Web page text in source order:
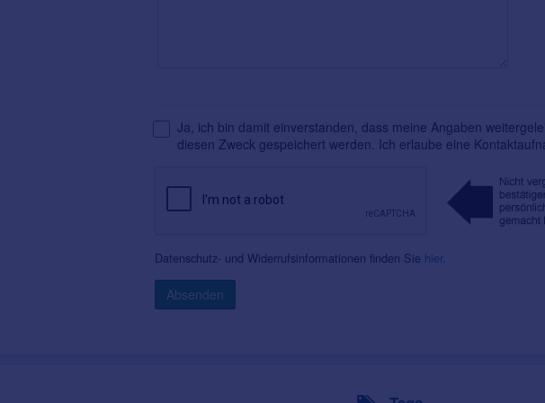
Ja, ich bin damit einverstanden, dass meine Angaben
diesen Zweck gespeichert werden. Ich erlaube eine
Datenschutz- und Widerrufsinformationen finden Sie hier.
Absenden